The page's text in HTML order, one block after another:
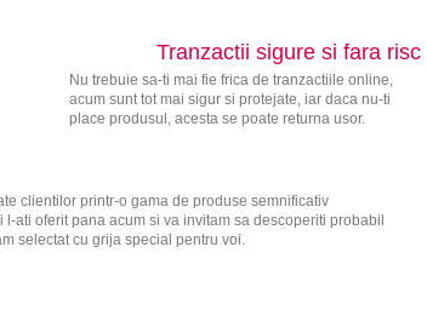
Tranzactii sigure si fara risc
Nu trebuie sa-ti mai fie frica de tranzactiile online,
acum sunt tot mai sigur si protejate, iar daca nu-ti
place produsul, acesta se poate returna usor.
clientilor printr-o gama de produse semnificativ
ati oferit pana acum si va invitam sa descoperiti probabil
selectat cu grija special pentru voi.